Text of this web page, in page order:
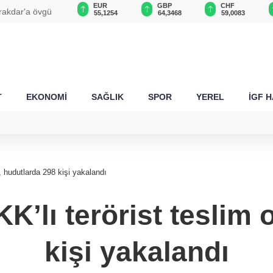
övgü
47,6787
EUR
55,1254
GBP
64,3468
CHF
59,0083
EKONOMİ SAĞLIK SPOR YEREL İGF
298 kişi yakalandı
terörist teslim
kişi yakalandı